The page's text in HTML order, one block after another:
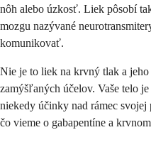
nôh alebo úzkosť. Liek pôsobí
mozgu nazývané
komunikovať.
Nie je to liek na krvný tlak a
zamýšľaných účelov. Vaše telo
niekedy účinky nad rámec svojej
čo vieme o gabapentíne a